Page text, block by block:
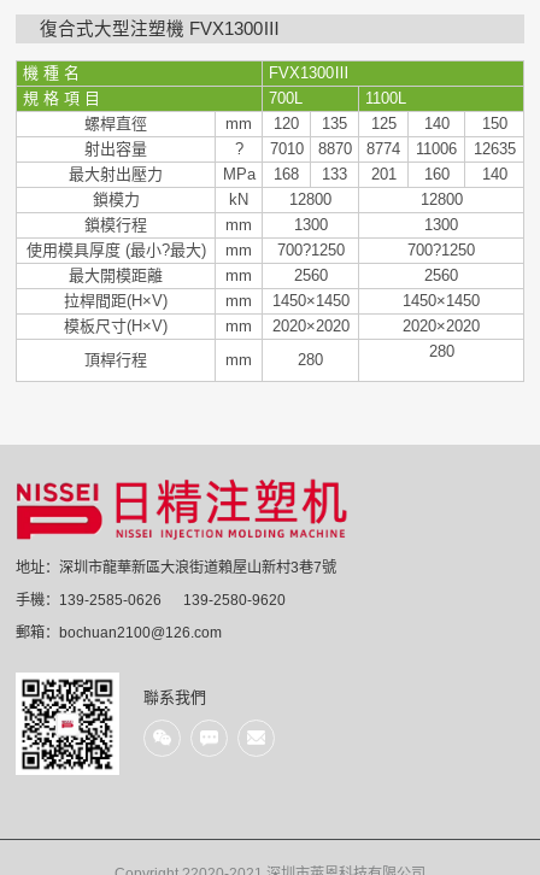
復合式大型注塑機 FVX1300Ⅲ
機 種 名 FVX1300
規 格 項 目
700L
1100L
螺桿直徑
mm 120 135 125 140
150
射出容量
? 7010 8870 8774 11006
12635
最大射出壓力
MPa 168 133 201 160
140
鎖模力
kN 12800
12800
鎖模行程
mm 1300
1300
使用模具厚度 (最小?最大)
mm 700?1250
700?1250
最大開模距離
mm 2560
2560
拉桿間距(H×V)
mm 1450×1450
1450×1450
模板尺寸(H×V)
mm 2020×2020
2020×2020
頂桿行程
mm 280 280
地址：深圳市龍華新區大浪街道賴屋山新村3巷7號
手機：139-2585-0626 139-2580-9620
郵箱：bochuan2100@126.com
聯系我們